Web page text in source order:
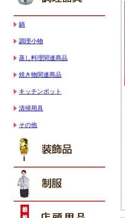
鍋
調理小物
蒸し料理関連商品
焼き物関連商品
キッチンポット
清掃用具
その他